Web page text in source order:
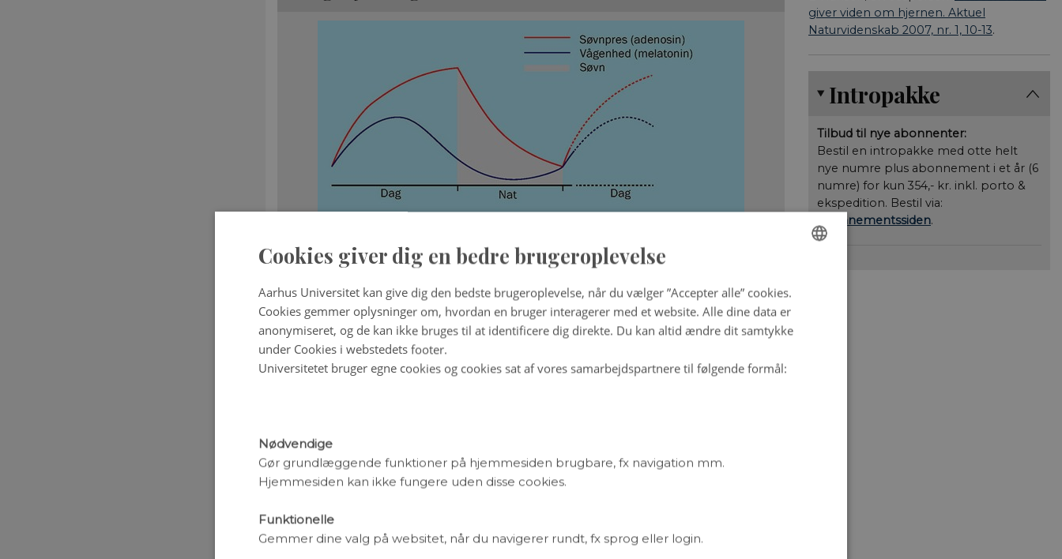
giver viden om hjernen. Aktuel
Naturvidenskab 2007, nr. 1, 10-13.
Intropakke
Tilbud til nye abonnenter:
Bestil en intropakke med otte helt
nye numre plus abonnement i et år (6
numre) for kun 354,- kr. inkl. porto &
ekspedition. Bestil via:
abonnementssiden.
DANISH
Cookies giver dig en bedre brugeroplevelse
Aarhus Universitet kan give dig den bedste brugeroplevelse, når du vælger ”Accepter alle” cookies.
Cookies gemmer oplysninger om, hvordan en bruger interagerer med et website. Alle dine data er
anonymiseret, og de kan ikke bruges til at identificere dig direkte. Du kan altid ændre dit samtykke
under Cookies i webstedets footer.
Universitetet bruger egne cookies og cookies sat af vores samarbejdspartnere til følgende formål:
Nødvendige
Gør grundlæggende funktioner på hjemmesiden brugbare, fx navigation mm.
Hjemmesiden kan ikke fungere uden disse cookies.
Funktionelle
Gemmer dine valg på websitet, når du navigerer rundt, fx sprog eller login.